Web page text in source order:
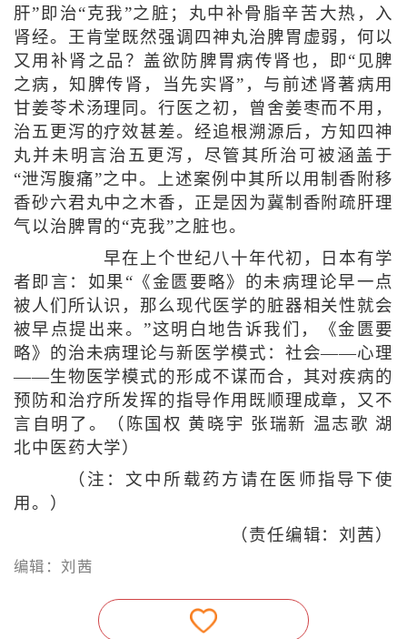
肝”即治“克我”之脏；丸中补骨脂辛苦大热，入
肾经。王肯堂既然强调四神丸治脾胃虚弱，何以
又用补肾之品？盖欲防脾胃病传肾也，即“见脾
之病，知脾传肾，当先实肾”，与前述肾著病用
甘姜苓术汤理同。行医之初，曾舍姜枣而不用，
治五更泻的疗效甚差。经追根溯源后，方知四神
丸并未明言治五更泻，尽管其所治可被涵盖于
“泄泻腹痛”之中。上述案例中其所以用制香附移
香砂六君丸中之木香，正是因为冀制香附疏肝理
气以治脾胃的“克我”之脏也。
早在上个世纪八十年代初，日本有学
者即言：如果“《金匮要略》的未病理论早一点
被人们所认识，那么现代医学的脏器相关性就会
被早点提出来。”这明白地告诉我们，《金匮要
略》的治未病理论与新医学模式：社会——心理
——生物医学模式的形成不谋而合，其对疾病的
预防和治疗所发挥的指导作用既顺理成章，又不
言自明了。（陈国权 黄晓宇 张瑞新 温志歌 湖
北中医药大学）
（注：文中所载药方请在医师指导下使
用。）
（责任编辑：刘茜）
编辑：刘茜